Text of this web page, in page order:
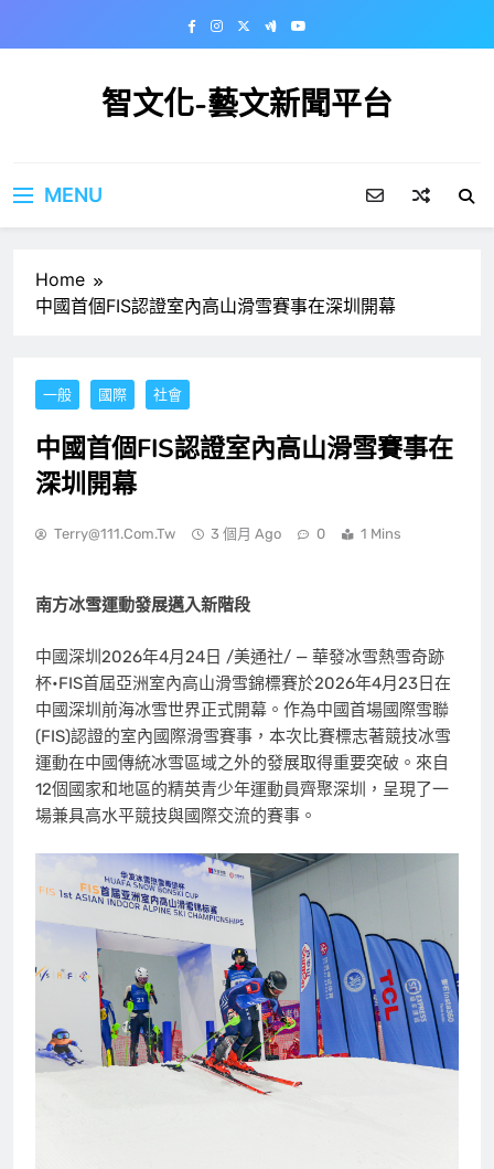
智文化-藝文新聞平台
MENU
Home
中國首個FIS認證室內高山滑雪賽事在深圳開幕
一般 國際 社會
中國首個FIS認證室內高山滑雪賽事在
深圳開幕
Terry@111.com.tw 3 個月 Ago 0 1 Mins
南方冰雪運動發展邁入新階段
中國深圳 2026年4月24日 /美通社/ — 華發冰雪熱雪奇跡
杯•FIS首屆亞洲室內高山滑雪錦標賽於2026年4月23日在
中國深圳前海冰雪世界正式開幕。作為中國首場國際雪聯
(FIS)認證的室內國際滑雪賽事，本次比賽標志著競技冰雪
運動在中國傳統冰雪區域之外的發展取得重要突破。來自
12個國家和地區的精英青少年運動員齊聚深圳，呈現了一
場兼具高水平競技與國際交流的賽事。